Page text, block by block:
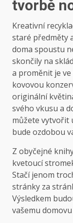
tvorbě
Kreativní
staré předměty
doma spoustu
skončily na
a proměnit je
kovovou
originální
svého vkusu a
můžete vytvořit
bude ozdobou
Z obyčejné
kvetoucí
Stačí jenom
stránky za
Výsledkem
vašemu